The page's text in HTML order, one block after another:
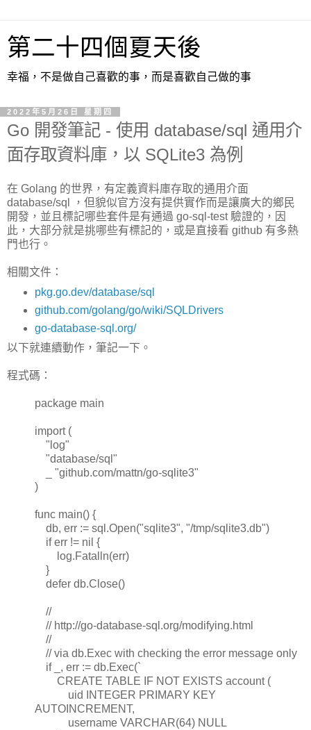
第二十四個夏天後
幸福，不是做自己喜歡的事，而是喜歡自己做的事
2022年5月26日 星期四
Go 開發筆記 - 使用 database/sql 通用介
面存取資料庫，以 SQLite3 為例
在 Golang 的世界，有定義資料庫存取的通用介面
database/sql ，但貌似官方沒有提供實作而是讓廣大的鄉民
開發，並且標記哪些套件是有通過 go-sql-test 驗證的，因
此，大部分就是挑哪些有標記的，或是直接看 github 有多熱
門也行。
相關文件：
pkg.go.dev/database/sql
github.com/golang/go/wiki/SQLDrivers
go-database-sql.org/
以下就連續動作，筆記一下。
程式碼：
package main
import (
"log"
"database/sql"
_ "github.com/mattn/go-sqlite3"
)
func main() {
db, err := sql.Open("sqlite3", "/tmp/sqlite3.db")
if err != nil {
log.Fatalln(err)
}
defer db.Close()
//
// http://go-database-sql.org/modifying.html
//
// via db.Exec with checking the error message only
if _, err := db.Exec(`
CREATE TABLE IF NOT EXISTS account (
uid INTEGER PRIMARY KEY
AUTOINCREMENT,
username VARCHAR(64) NULL